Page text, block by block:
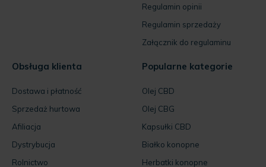
Regulamin opinii
Regulamin sprzedaży
Załącznik do regulaminu
Obsługa klienta
Dostawa i płatność
Sprzedaż hurtowa
Afiliacja
Dystrybucja
Rolnictwo
Popularne kategorie
Olej CBD
Olej CBG
Kapsułki CBD
Białko konopne
Herbatki konopne